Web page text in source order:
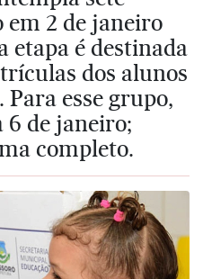
em 2 de janeiro
etapa é destinada
dos alunos
esse grupo,
6 de janeiro;
completo.